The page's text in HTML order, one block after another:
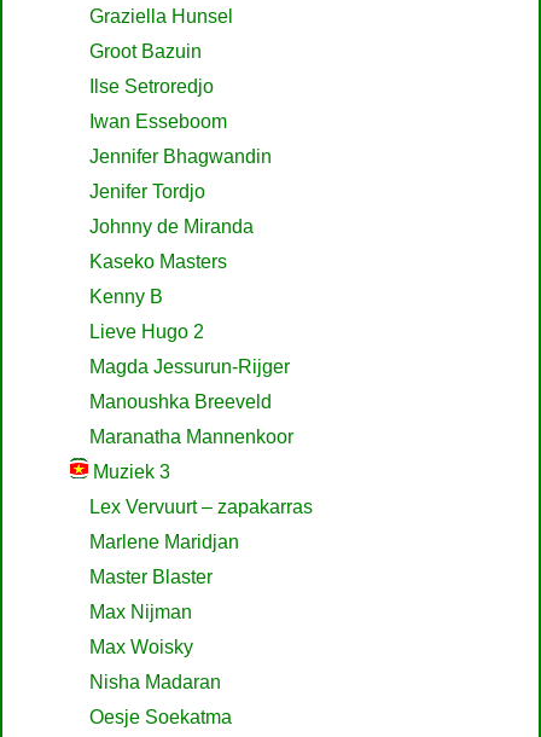
Graziella Hunsel
Groot Bazuin
Ilse Setroredjo
Iwan Esseboom
Jennifer Bhagwandin
Jenifer Tordjo
Johnny de Miranda
Kaseko Masters
Kenny B
Lieve Hugo 2
Magda Jessurun-Rijger
Manoushka Breeveld
Maranatha Mannenkoor
Muziek 3
Lex Vervuurt – zapakarras
Marlene Maridjan
Master Blaster
Max Nijman
Max Woisky
Nisha Madaran
Oesje Soekatma